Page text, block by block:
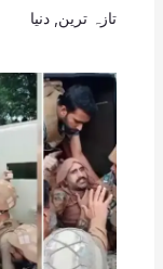
تازہ ترین دنیا